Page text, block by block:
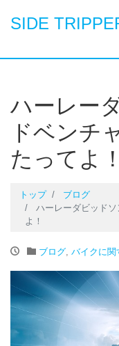
SIDE
ハーレー
ドベンチ
たってよ！
トップ
ブログ
ハーレーダビッド
よ！
ブログ, バイクに関